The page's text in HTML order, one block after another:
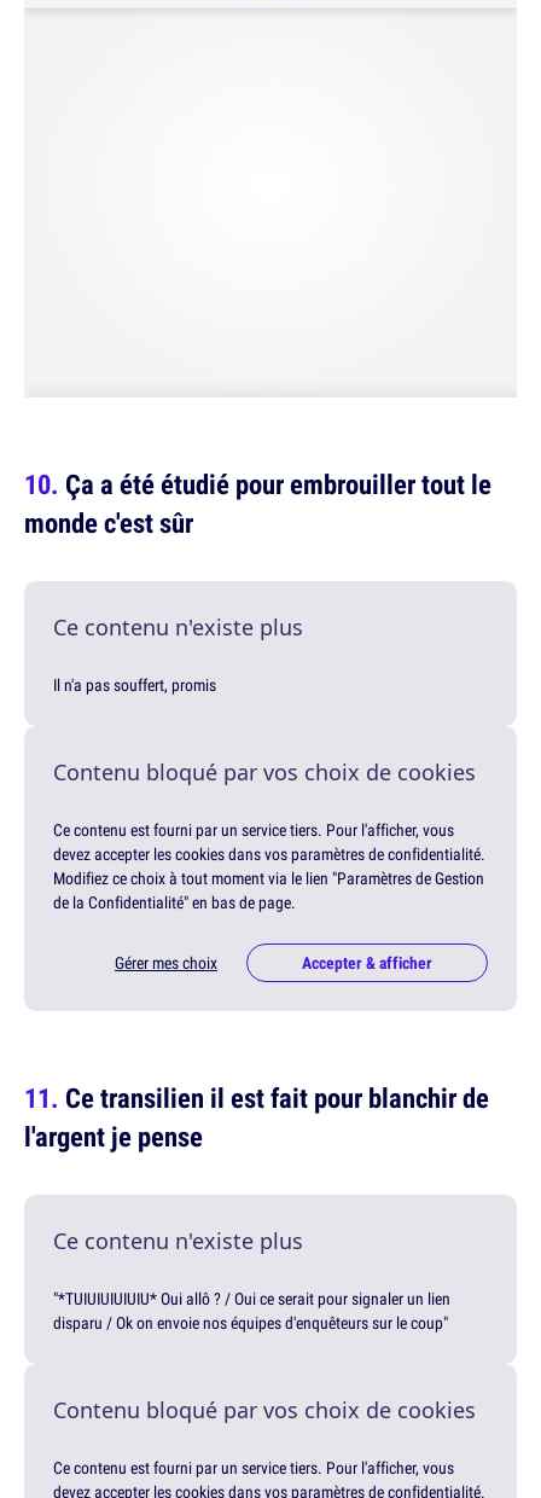
Ça a été étudié pour embrouiller tout le
monde c'est sûr
Ce contenu n'existe plus
Il n'a pas souffert, promis
Contenu bloqué par vos choix de cookies
Ce contenu est fourni par un service tiers. Pour l'afficher, vous
devez accepter les cookies dans vos paramètres de confidentialité.
Modifiez ce choix à tout moment via le lien "Paramètres de Gestion
de la Confidentialité" en bas de page.
Gérer mes choix Accepter & afficher
Ce transilien il est fait pour blanchir de
l'argent je pense
Ce contenu n'existe plus
"*TUIUIUIUIUIU* Oui allô ? / Oui ce serait pour signaler un lien
disparu / Ok on envoie nos équipes d'enquêteurs sur le coup"
Contenu bloqué par vos choix de cookies
Ce contenu est fourni par un service tiers. Pour l'afficher, vous
devez accepter les cookies dans vos paramètres de confidentialité.